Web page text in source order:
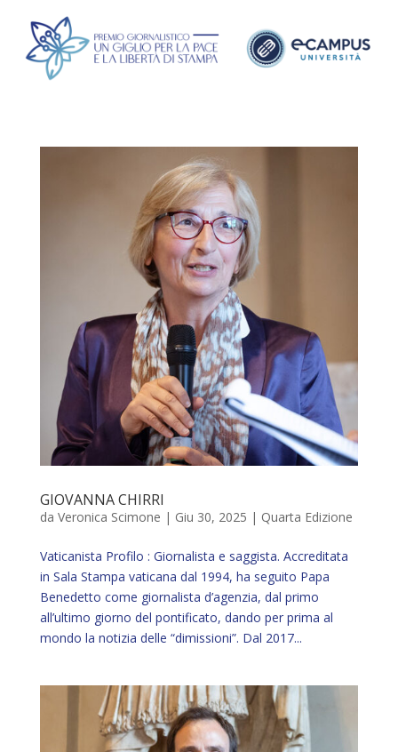
GIOVANNA CHIRRI
da Veronica Scimone | Giu 30, 2025 | Quarta Edizione
Vaticanista Profilo : Giornalista e saggista. Accreditata
in Sala Stampa vaticana dal 1994, ha seguito Papa
Benedetto come giornalista d’agenzia, dal primo
all’ultimo giorno del pontificato, dando per prima al
mondo la notizia delle “dimissioni”. Dal 2017...